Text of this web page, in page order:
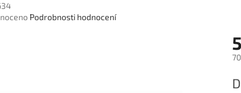
Podrobnosti hodnocení